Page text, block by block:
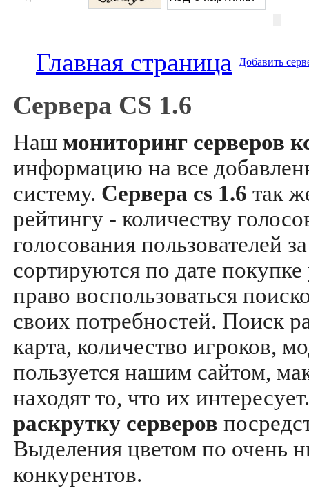
Главная страница Добавить
Сервера CS 1.6
Наш мониторинг серверов
информацию на все
систему. Сервера cs 1.6 так
рейтингу - количеству
голосования пользователей
сортируются по дате
право воспользоваться
своих потребностей. Поиск
карта, количество игроков,
пользуется нашим сайтом,
находят то, что их
раскрутку серверов
Выделения цветом по очень
конкурентов.